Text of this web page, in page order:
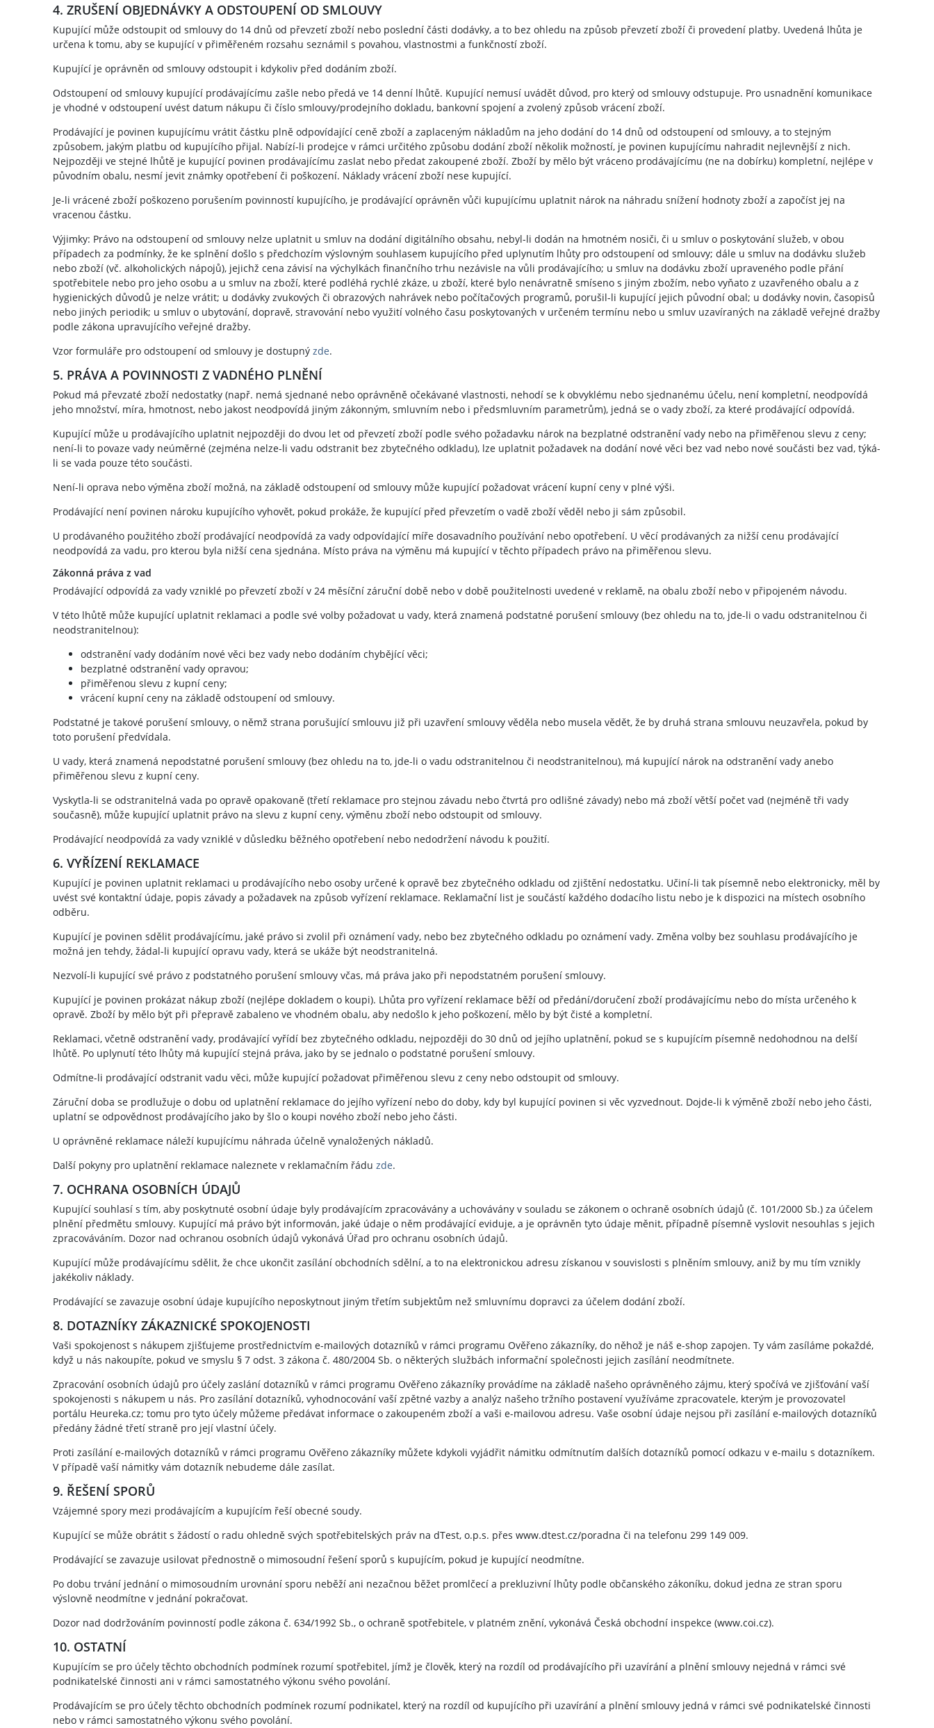
4. ZRUŠENÍ OBJEDNÁVKY A ODSTOUPENÍ OD SMLOUVY
Kupující může odstoupit od smlouvy do 14 dnů od převzetí zboží nebo poslední části dodávky, a to bez ohledu na způsob převzetí zboží či provedení platby. Uvedená lhůta je
určena k tomu, aby se kupující v přiměřeném rozsahu seznámil s povahou, vlastnostmi a funkčností zboží.
Kupující je oprávněn od smlouvy odstoupit i kdykoliv před dodáním zboží.
Odstoupení od smlouvy kupující prodávajícímu zašle nebo předá ve 14 denní lhůtě. Kupující nemusí uvádět důvod, pro který od smlouvy odstupuje. Pro usnadnění komunikace
je vhodné v odstoupení uvést datum nákupu či číslo smlouvy/prodejního dokladu, bankovní spojení a zvolený způsob vrácení zboží.
Prodávající je povinen kupujícímu vrátit částku plně odpovídající ceně zboží a zaplaceným nákladům na jeho dodání do 14 dnů od odstoupení od smlouvy, a to stejným
způsobem, jakým platbu od kupujícího přijal. Nabízí-li prodejce v rámci určitého způsobu dodání zboží několik možností, je povinen kupujícímu nahradit nejlevnější z nich.
Nejpozději ve stejné lhůtě je kupující povinen prodávajícímu zaslat nebo předat zakoupené zboží. Zboží by mělo být vráceno prodávajícímu (ne na dobírku) kompletní, nejlépe v
původním obalu, nesmí jevit známky opotřebení či poškození. Náklady vrácení zboží nese kupující.
Je-li vrácené zboží poškozeno porušením povinností kupujícího, je prodávající oprávněn vůči kupujícímu uplatnit nárok na náhradu snížení hodnoty zboží a započíst jej na
vracenou částku.
Výjimky: Právo na odstoupení od smlouvy nelze uplatnit u smluv na dodání digitálního obsahu, nebyl-li dodán na hmotném nosiči, či u smluv o poskytování služeb, v obou
případech za podmínky, že ke splnění došlo s předchozím výslovným souhlasem kupujícího před uplynutím lhůty pro odstoupení od smlouvy; dále u smluv na dodávku služeb
nebo zboží (vč. alkoholických nápojů), jejichž cena závisí na výchylkách finančního trhu nezávisle na vůli prodávajícího; u smluv na dodávku zboží upraveného podle přání
spotřebitele nebo pro jeho osobu a u smluv na zboží, které podléhá rychlé zkáze, u zboží, které bylo nenávratně smíseno s jiným zbožím, nebo vyňato z uzavřeného obalu a z
hygienických důvodů je nelze vrátit; u dodávky zvukových či obrazových nahrávek nebo počítačových programů, porušil-li kupující jejich původní obal; u dodávky novin, časopisů
nebo jiných periodik; u smluv o ubytování, dopravě, stravování nebo využití volného času poskytovaných v určeném termínu nebo u smluv uzavíraných na základě veřejné dražby
podle zákona upravujícího veřejné dražby.
Vzor formuláře pro odstoupení od smlouvy je dostupný zde.
5. PRÁVA A POVINNOSTI Z VADNÉHO PLNĚNÍ
Pokud má převzaté zboží nedostatky (např. nemá sjednané nebo oprávněně očekávané vlastnosti, nehodí se k obvyklému nebo sjednanému účelu, není kompletní, neodpovídá
jeho množství, míra, hmotnost, nebo jakost neodpovídá jiným zákonným, smluvním nebo i předsmluvním parametrům), jedná se o vady zboží, za které prodávající odpovídá.
Kupující může u prodávajícího uplatnit nejpozději do dvou let od převzetí zboží podle svého požadavku nárok na bezplatné odstranění vady nebo na přiměřenou slevu z ceny;
není-li to povaze vady neúměrné (zejména nelze-li vadu odstranit bez zbytečného odkladu), lze uplatnit požadavek na dodání nové věci bez vad nebo nové součásti bez vad, týká-
li se vada pouze této součásti.
Není-li oprava nebo výměna zboží možná, na základě odstoupení od smlouvy může kupující požadovat vrácení kupní ceny v plné výši.
Prodávající není povinen nároku kupujícího vyhovět, pokud prokáže, že kupující před převzetím o vadě zboží věděl nebo ji sám způsobil.
U prodávaného použitého zboží prodávající neodpovídá za vady odpovídající míře dosavadního používání nebo opotřebení. U věcí prodávaných za nižší cenu prodávající
neodpovídá za vadu, pro kterou byla nižší cena sjednána. Místo práva na výměnu má kupující v těchto případech právo na přiměřenou slevu.
Zákonná práva z vad
Prodávající odpovídá za vady vzniklé po převzetí zboží v 24 měsíční záruční době nebo v době použitelnosti uvedené v reklamě, na obalu zboží nebo v připojeném návodu.
V této lhůtě může kupující uplatnit reklamaci a podle své volby požadovat u vady, která znamená podstatné porušení smlouvy (bez ohledu na to, jde-li o vadu odstranitelnou či
neodstranitelnou):
odstranění vady dodáním nové věci bez vady nebo dodáním chybějící věci;
bezplatné odstranění vady opravou;
přiměřenou slevu z kupní ceny;
vrácení kupní ceny na základě odstoupení od smlouvy.
Podstatné je takové porušení smlouvy, o němž strana porušující smlouvu již při uzavření smlouvy věděla nebo musela vědět, že by druhá strana smlouvu neuzavřela, pokud by
toto porušení předvídala.
U vady, která znamená nepodstatné porušení smlouvy (bez ohledu na to, jde-li o vadu odstranitelnou či neodstranitelnou), má kupující nárok na odstranění vady anebo
přiměřenou slevu z kupní ceny.
Vyskytla-li se odstranitelná vada po opravě opakovaně (třetí reklamace pro stejnou závadu nebo čtvrtá pro odlišné závady) nebo má zboží větší počet vad (nejméně tři vady
současně), může kupující uplatnit právo na slevu z kupní ceny, výměnu zboží nebo odstoupit od smlouvy.
Prodávající neodpovídá za vady vzniklé v důsledku běžného opotřebení nebo nedodržení návodu k použití.
6. VYŘÍZENÍ REKLAMACE
Kupující je povinen uplatnit reklamaci u prodávajícího nebo osoby určené k opravě bez zbytečného odkladu od zjištění nedostatku. Učiní-li tak písemně nebo elektronicky, měl by
uvést své kontaktní údaje, popis závady a požadavek na způsob vyřízení reklamace. Reklamační list je součástí každého dodacího listu nebo je k dispozici na místech osobního
odběru.
Kupující je povinen sdělit prodávajícímu, jaké právo si zvolil při oznámení vady, nebo bez zbytečného odkladu po oznámení vady. Změna volby bez souhlasu prodávajícího je
možná jen tehdy, žádal-li kupující opravu vady, která se ukáže být neodstranitelná.
Nezvolí-li kupující své právo z podstatného porušení smlouvy včas, má práva jako při nepodstatném porušení smlouvy.
Kupující je povinen prokázat nákup zboží (nejlépe dokladem o koupi). Lhůta pro vyřízení reklamace běží od předání/doručení zboží prodávajícímu nebo do místa určeného k
opravě. Zboží by mělo být při přepravě zabaleno ve vhodném obalu, aby nedošlo k jeho poškození, mělo by být čisté a kompletní.
Reklamaci, včetně odstranění vady, prodávající vyřídí bez zbytečného odkladu, nejpozději do 30 dnů od jejího uplatnění, pokud se s kupujícím písemně nedohodnou na delší
lhůtě. Po uplynutí této lhůty má kupující stejná práva, jako by se jednalo o podstatné porušení smlouvy.
Odmítne-li prodávající odstranit vadu věci, může kupující požadovat přiměřenou slevu z ceny nebo odstoupit od smlouvy.
Záruční doba se prodlužuje o dobu od uplatnění reklamace do jejího vyřízení nebo do doby, kdy byl kupující povinen si věc vyzvednout. Dojde-li k výměně zboží nebo jeho části,
uplatní se odpovědnost prodávajícího jako by šlo o koupi nového zboží nebo jeho části.
U oprávněné reklamace náleží kupujícímu náhrada účelně vynaložených nákladů.
Další pokyny pro uplatnění reklamace naleznete v reklamačním řádu zde.
7. OCHRANA OSOBNÍCH ÚDAJŮ
Kupující souhlasí s tím, aby poskytnuté osobní údaje byly prodávajícím zpracovávány a uchovávány v souladu se zákonem o ochraně osobních údajů (č. 101/2000 Sb.) za účelem
plnění předmětu smlouvy. Kupující má právo být informován, jaké údaje o něm prodávající eviduje, a je oprávněn tyto údaje měnit, případně písemně vyslovit nesouhlas s jejich
zpracováváním. Dozor nad ochranou osobních údajů vykonává Úřad pro ochranu osobních údajů.
Kupující může prodávajícímu sdělit, že chce ukončit zasílání obchodních sdělní, a to na elektronickou adresu získanou v souvislosti s plněním smlouvy, aniž by mu tím vznikly
jakékoliv náklady.
Prodávající se zavazuje osobní údaje kupujícího neposkytnout jiným třetím subjektům než smluvnímu dopravci za účelem dodání zboží.
8. DOTAZNÍKY ZÁKAZNICKÉ SPOKOJENOSTI
Vaši spokojenost s nákupem zjišťujeme prostřednictvím e-mailových dotazníků v rámci programu Ověřeno zákazníky, do něhož je náš e-shop zapojen. Ty vám zasíláme pokaždé,
když u nás nakoupíte, pokud ve smyslu § 7 odst. 3 zákona č. 480/2004 Sb. o některých službách informační společnosti jejich zasílání neodmítnete.
Zpracování osobních údajů pro účely zaslání dotazníků v rámci programu Ověřeno zákazníky provádíme na základě našeho oprávněného zájmu, který spočívá ve zjišťování vaší
spokojenosti s nákupem u nás. Pro zasílání dotazníků, vyhodnocování vaší zpětné vazby a analýz našeho tržního postavení využíváme zpracovatele, kterým je provozovatel
portálu Heureka.cz; tomu pro tyto účely můžeme předávat informace o zakoupeném zboží a vaši e-mailovou adresu. Vaše osobní údaje nejsou při zasílání e-mailových dotazníků
předány žádné třetí straně pro její vlastní účely.
Proti zasílání e-mailových dotazníků v rámci programu Ověřeno zákazníky můžete kdykoli vyjádřit námitku odmítnutím dalších dotazníků pomocí odkazu v e-mailu s dotazníkem.
V případě vaší námitky vám dotazník nebudeme dále zasílat.
9. ŘEŠENÍ SPORŮ
Vzájemné spory mezi prodávajícím a kupujícím řeší obecné soudy.
Kupující se může obrátit s žádostí o radu ohledně svých spotřebitelských práv na dTest, o.p.s. přes www.dtest.cz/poradna či na telefonu 299 149 009.
Prodávající se zavazuje usilovat přednostně o mimosoudní řešení sporů s kupujícím, pokud je kupující neodmítne.
Po dobu trvání jednání o mimosoudním urovnání sporu neběží ani nezačnou běžet promlčecí a prekluzivní lhůty podle občanského zákoníku, dokud jedna ze stran sporu
výslovně neodmítne v jednání pokračovat.
Dozor nad dodržováním povinností podle zákona č. 634/1992 Sb., o ochraně spotřebitele, v platném znění, vykonává Česká obchodní inspekce (www.coi.cz).
10. OSTATNÍ
Kupujícím se pro účely těchto obchodních podmínek rozumí spotřebitel, jímž je člověk, který na rozdíl od prodávajícího při uzavírání a plnění smlouvy nejedná v rámci své
podnikatelské činnosti ani v rámci samostatného výkonu svého povolání.
Prodávajícím se pro účely těchto obchodních podmínek rozumí podnikatel, který na rozdíl od kupujícího při uzavírání a plnění smlouvy jedná v rámci své podnikatelské činnosti
nebo v rámci samostatného výkonu svého povolání.